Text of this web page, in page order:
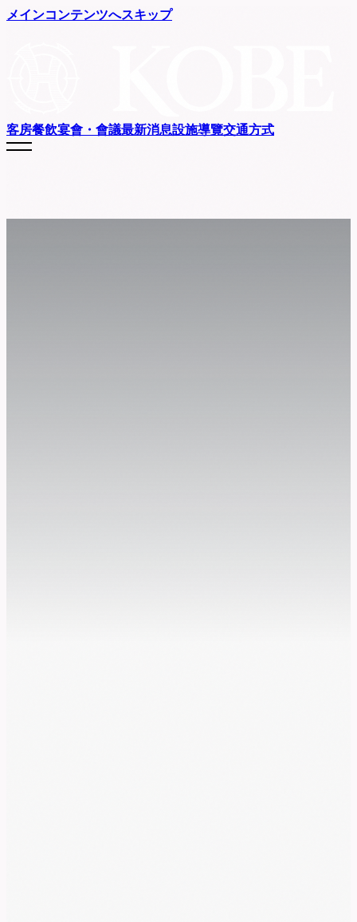
メインコンテンツへスキップ
客房餐飲宴會・會議最新消息設施導覽交通方式